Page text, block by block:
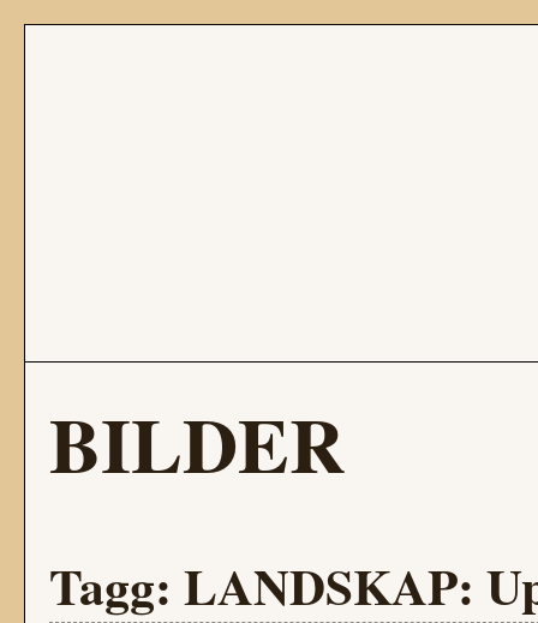
BILDER
Tagg: LANDSKAP: